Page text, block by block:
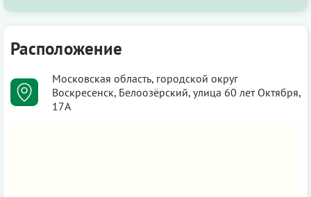
Расположение
Московская область, городской округ
Воскресенск, Белоозёрский, улица 60 лет Октября,
17А